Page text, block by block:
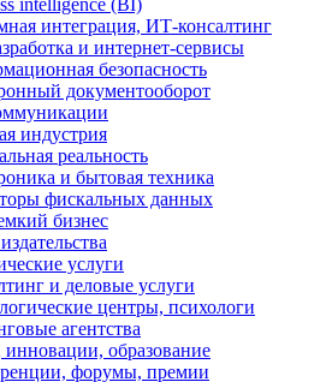
intelligence (BI)
интеграция, ИТ-консалтинг
и интернет-сервисы
безопасность
документооборот
индустрия
реальность
и бытовая техника
фискальных данных
бизнес
услуги
и деловые услуги
центры, психологи
агентства
инновации, образование
форумы, премии